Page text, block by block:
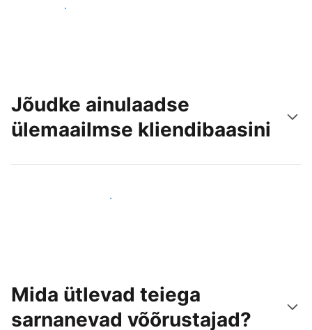
Alusta juba täna
Jõudke ainulaadse
ülemaailmse kliendibaasini
Jõua juba täna uute külastajateni
Mida ütlevad teiega
sarnanevad võõrustajad?